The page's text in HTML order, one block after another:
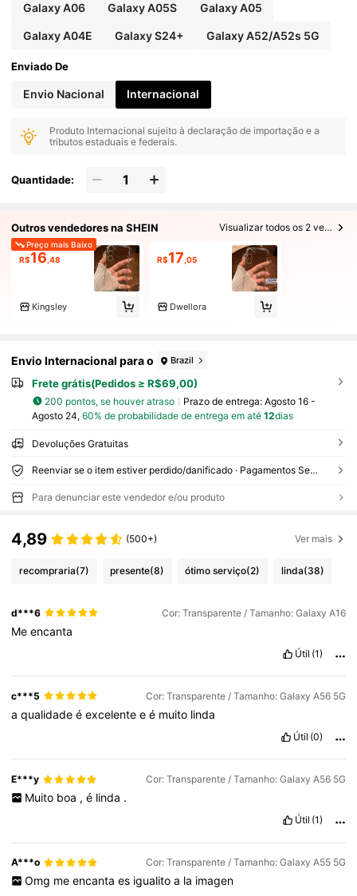
Galaxy A06 Galaxy A05S Galaxy A05
Galaxy A04E Galaxy S24+ Galaxy A52/A52s 5G
Enviado De
Envio Nacional Internacional
Produto Internacional sujeito à declaração de importação e a
tributos estaduais e federais.
Quantidade:
Outros vendedores na SHEIN Visualizar todos os 2 vendedores
Preço mais Baixo
R$16 ,48
Kingsley
R$17 ,05
Dwellora
Envio Internacional para o Brazil
Frete grátis(Pedidos ≥ R$69,00)
200 pontos, se houver atraso Prazo de entrega: Agosto 16 -
Agosto 24, 60% de probabilidade de entrega em até 12dias
Devoluções Gratuitas
Reenviar se o item estiver perdido/danificado · Pagamentos Seguros · Proteção de privacidade
Para denunciar este vendedor e/ou produto
4,89 (500+) Ver mais
recompraria(7) presente(8) ótimo serviço(2) linda(38)
d***6 Cor: Transparente / Tamanho: Galaxy A16
Meencanta
Útil (1)
c***5 Cor: Transparente / Tamanho: Galaxy A56 5G
aqualidadeéexcelenteeé muito linda
Útil (0)
E***y Cor: Transparente / Tamanho: Galaxy A56 5G
Muito boa , é linda .
Útil (1)
A***o Cor: Transparente / Tamanho: Galaxy A55 5G
Omg me encanta es igualito a la imagen